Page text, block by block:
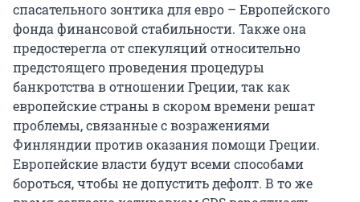
спасательного зонтика для евро – Европейского
фонда финансовой стабильности. Также она
предостерегла от спекуляций относительно
предстоящего проведения процедуры
банкротства в отношении Греции, так как
европейские страны в скором времени решат
проблемы, связанные с возражениями
Финляндии против оказания помощи Греции.
Европейские власти будут всеми способами
бороться, чтобы не допустить дефолт. В то же